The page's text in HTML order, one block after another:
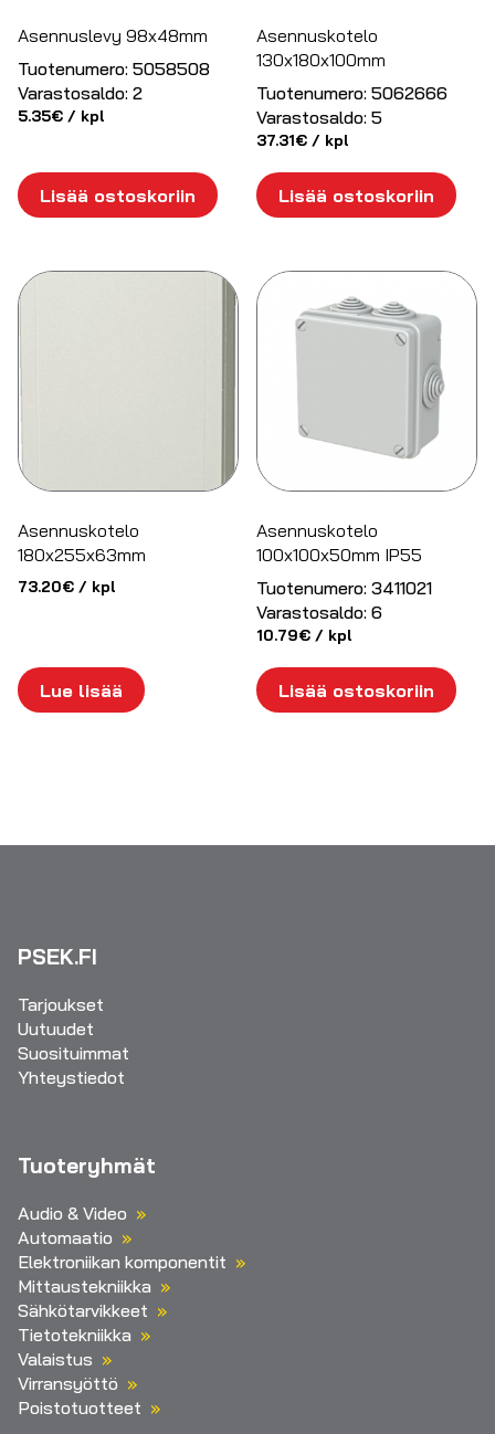
Asennuslevy 98x48mm
Tuotenumero: 5058508
Varastosaldo: 2
5.35€ / kpl
Lisää ostoskoriin
Asennuskotelo
130x180x100mm
Tuotenumero: 5062666
Varastosaldo: 5
37.31€ / kpl
Lisää ostoskoriin
Asennuskotelo
180x255x63mm
73.20€ / kpl
Lue lisää
Asennuskotelo
100x100x50mm IP55
Tuotenumero: 3411021
Varastosaldo: 6
10.79€ / kpl
Lisää ostoskoriin
PSEK.FI
Tarjoukset
Uutuudet
Suosituimmat
Yhteystiedot
Tuoteryhmät
Audio & Video
Automaatio
Elektroniikan komponentit
Mittaustekniikka
Sähkötarvikkeet
Tietotekniikka
Valaistus
Virransyöttö
Poistotuotteet